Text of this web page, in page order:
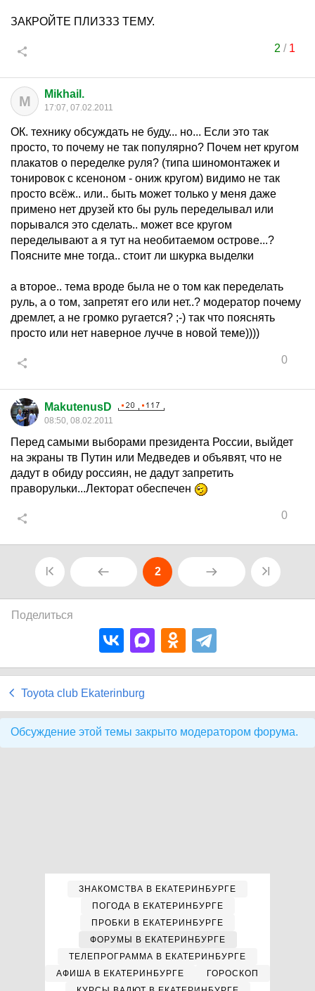
ЗАКРОЙТЕ ПЛИЗЗЗ ТЕМУ.
2 / 1
M Mikhail.
17:07, 07.02.2011
ОК. технику обсуждать не буду... но... Если это так
просто, то почему не так популярно? Почем нет кругом
плакатов о переделке руля? (типа шиномонтажек и
тонировок с ксеноном - ониж кругом) видимо не так
просто всёж.. или.. быть может только у меня даже
примено нет друзей кто бы руль переделывал или
порывался это сделать.. может все кругом
переделывают а я тут на необитаемом острове...?
Поясните мне тогда.. стоит ли шкурка выделки
а второе.. тема вроде была не о том как переделать
руль, а о том, запретят его или нет..? модератор почему
дремлет, а не громко ругается? ;-) так что пояснять
просто или нет наверное лучче в новой теме))))
0
MakutenusD
08:50, 08.02.2011
Перед самыми выборами президента России, выйдет
на экраны тв Путин или Медведев и объявят, что не
дадут в обиду россиян, не дадут запретить
праворульки...Лекторат обеспечен
0
2
Поделиться
Toyota club Ekaterinburg
Обсуждение этой темы закрыто модератором форума.
ЗНАКОМСТВА В ЕКАТЕРИНБУРГЕ
ПОГОДА В ЕКАТЕРИНБУРГЕ
ПРОБКИ В ЕКАТЕРИНБУРГЕ
ФОРУМЫ В ЕКАТЕРИНБУРГЕ
ТЕЛЕПРОГРАММА В ЕКАТЕРИНБУРГЕ
АФИША В ЕКАТЕРИНБУРГЕ
ГОРОСКОП